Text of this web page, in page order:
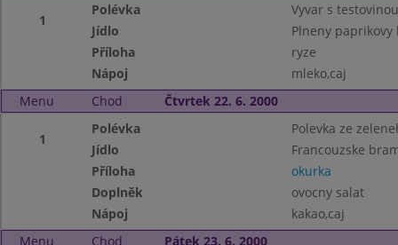
1
Polévka
Vyvar s testovinou
Jídlo
Plneny paprikovy
Příloha
ryze
Nápoj
mleko,caj
Menu
Chod Čtvrtek 22. 6. 2000
1
Polévka
Polevka ze
Jídlo
Francouzske
Příloha
okurka
Doplněk
ovocny salat
Nápoj
kakao,caj
Menu
Chod Pátek 23. 6. 2000